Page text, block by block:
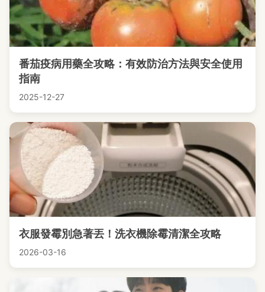
番茄疫病用藥全攻略：有效防治方法與安全使用
指南
2025-12-27
衣服發霉別急著丟！洗衣機除霉清潔全攻略
2026-03-16